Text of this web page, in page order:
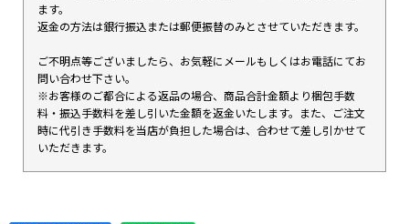
ます。
返金の方法は銀行振込または郵便振替のみとさせていただきます。
ご不明点等ございましたら、お気軽にメールもしくはお電話にてお
問い合わせ下さい。
※お客様のご都合による返品の場合、商品合計金額より梱包手数
料・振込手数料を差し引いた金額を返金いたします。また、ご注文
時に代引き手数料を当店が負担した場合は、合わせて差し引かせて
いただきます。